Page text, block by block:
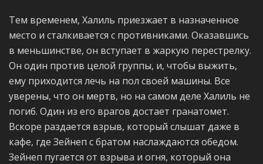
Тем временем, Халиль приезжает в назначенное
место и сталкивается с противниками. Оказавшись
в меньшинстве, он вступает в жаркую перестрелку.
Он один против целой группы, и, чтобы выжить,
ему приходится лечь на пол своей машины. Все
уверены, что он мертв, но на самом деле Халиль не
погиб. Один из его врагов достает гранатомет.
Вскоре раздается взрыв, который слышат даже в
кафе, где Зейнеп с братом наслаждаются обедом.
Зейнеп пугается от взрыва и огня, который она